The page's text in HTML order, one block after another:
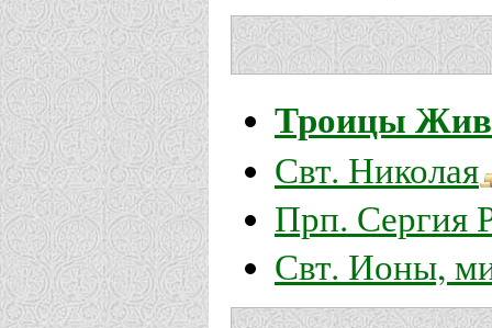
Троицы
Свт. Николая
Прп. Сергия
Свт. Ионы,